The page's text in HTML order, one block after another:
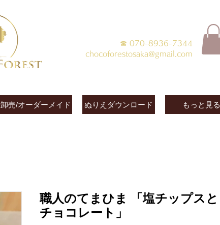
☎ 070-8936-7344
chocoforestosaka@gmail.com
卸売/オーダーメイド ぬりえダウンロード もっと見る
職人のてまひま 「塩チップスと
チョコレート」